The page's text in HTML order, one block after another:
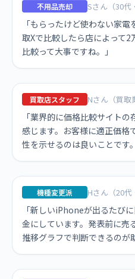
不用品売却 Sさん（30代
「もらったけど使わない家
取Xで比較したら店によって2
比較って大事ですね。」
買取店スタッフ Nさん（買取
「業界的に価格比較サイト
感じます。お客様に適正価格
性を示せるのは良いことです
機種変更派 Hさん（20代
「新しいiPhoneが出るたび
金にしています。発表前に売
推移グラフで判断できるのが